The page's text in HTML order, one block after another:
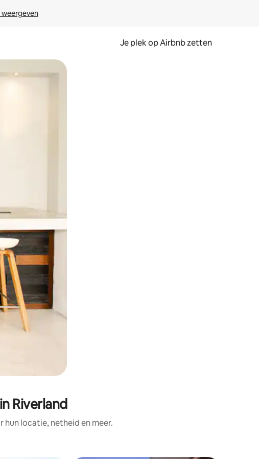
Je plek op Airbnb zetten
te tikken of swipen.
Riverland
locatie, netheid en meer.